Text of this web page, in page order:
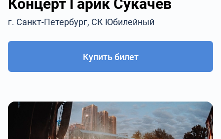
Концерт Гарик Сукачев
г. Санкт-Петербург, СК Юбилейный
Купить билет